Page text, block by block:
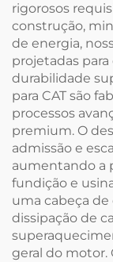
rigorosos
construção,
de energia,
projetadas
durabilidade
para CAT são
processos
premium. O
admissão e
aumentando a
fundição e
uma cabeça
dissipação de
geral do motor.